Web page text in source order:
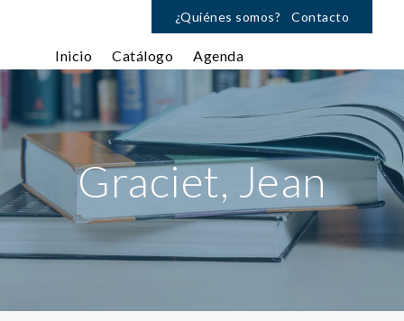
¿Quiénes somos? Contacto
Inicio Catálogo Agenda
Graciet, Jean